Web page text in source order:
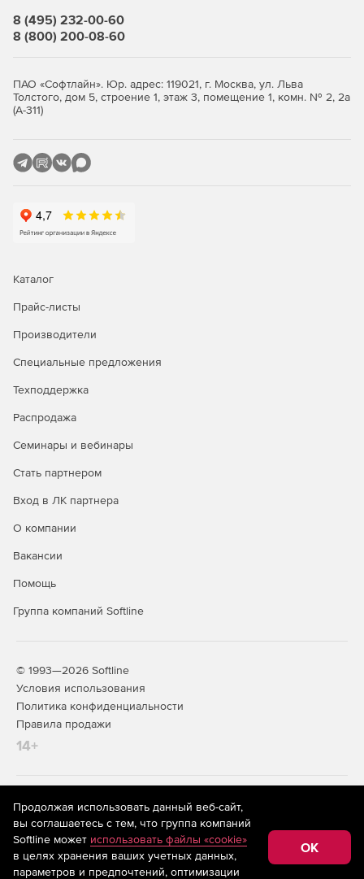
8 (495) 232-00-60
8 (800) 200-08-60
ПАО «Софтлайн». Юр. адрес: 119021, г. Москва, ул. Льва
Толстого, дом 5, строение 1, этаж 3, помещение 1, комн. № 2, 2а
(А-311)
Каталог
Прайс-листы
Производители
Специальные предложения
Техподдержка
Распродажа
Семинары и вебинары
Стать партнером
Вход в ЛК партнера
О компании
Вакансии
Помощь
Группа компаний Softline
© 1993—2026 Softline
Условия использования
Политика конфиденциальности
Правила продажи
14+
На информационном ресурсе store.softline.ru применяются
рекомендательные технологии
(информационные технологии
предоставления информации на основе сбора,
систематизации и анализа сведений, относящихся к
предпочтениям пользователей сети «Интернет»,
находящихся на территории Российской Федерации)
Продолжая использовать данный веб-сайт,
вы соглашаетесь с тем, что группа компаний
Softline может использовать файлы «cookie»
в целях хранения ваших учетных данных,
параметров и предпочтений, оптимизации
OK